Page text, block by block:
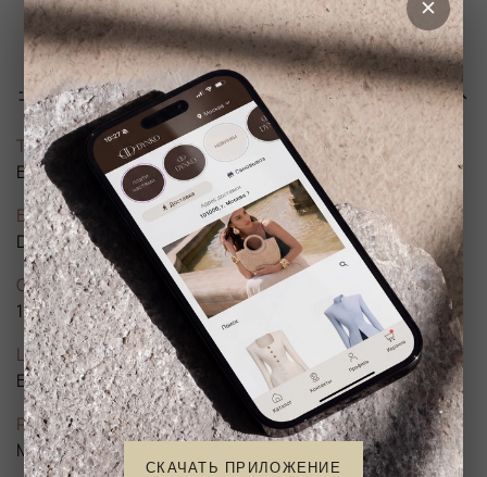
Характеристики
Тип товара
Блуза
Бренд
DYNKO
Состав
100% хлопок
Цвет
Белый
Размер
M
СКАЧАТЬ ПРИЛОЖЕНИЕ